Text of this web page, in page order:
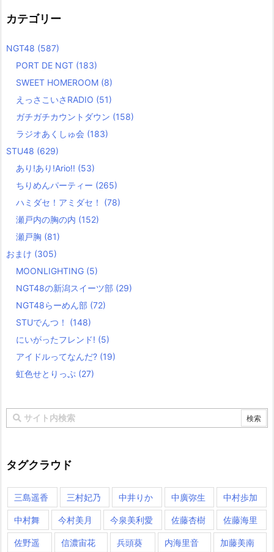
カテゴリー
NGT48 (587)
PORT DE NGT (183)
SWEET HOMEROOM (8)
えっさこいさRADIO (51)
ガチガチカウントダウン (158)
ラジオあくしゅ会 (183)
STU48 (629)
あり!あり!Ario!! (53)
ちりめんパーティー (265)
ハミダセ！アミダセ！ (78)
瀬戸内の胸の内 (152)
瀬戸胸 (81)
おまけ (305)
MOONLIGHTING (5)
NGT48の新潟スイーツ部 (29)
NGT48らーめん部 (72)
STUでんつ！ (148)
にいがったフレンド! (5)
アイドルってなんだ? (19)
虹色せとりっぷ (27)
タグクラウド
三島遥香 三村妃乃 中井りか 中廣弥生 中村歩加
中村舞 今村美月 今泉美利愛 佐藤杏樹 佐藤海里
佐野遥 信濃宙花 兵頭葵 内海里音 加藤美南